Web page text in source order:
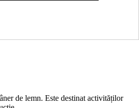
de lemn. Este destinat activităților